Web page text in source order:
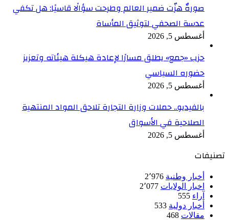
صورةٌ هزّت ضمير العالم وطرحت سؤالًا قاسيًا: هل تكفي
عدسة الصحفي لتوثيق المأساة
أغسطس 5, 2026
حزب «جمع» يطلق مسارًا لإعادة هيكلة هيئاته وتعزيز
حضوره السياسي
أغسطس 5, 2026
بالفيديو.. حملات وزارة التجارة تلاحق المواد المنتهية
الصلاحية في الأسواق
أغسطس 5, 2026
تصنيفات
أخبار وطنية 2٬976
اخبار الولايات 2٬077
آراء 555
أخبار دولية 533
مقالات 468